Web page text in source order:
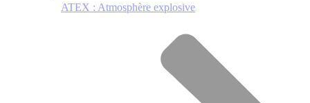
ATEX : Atmosphère explosive